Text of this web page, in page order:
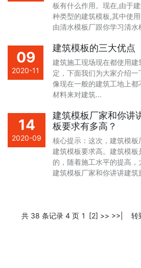
板有什么作用。现在,由于
种类型的建筑模板,其中使
由清水模板厂跟你学习清水
09
2020-11
建筑模板的三大优点
建筑施工现场现在都使用
定，下面我们为大家介绍一
像现在一般的建筑工地上
材料来对建筑...
14
2020-09
建筑模板厂家和你讲
板要求有多高？
核心提示：这次，建筑模
建筑模板要求高。建筑模
的，随着施工水平的提高，
建筑模板厂家和你讲讲建筑
共 38 条记录 4 页 1 [2] >> >>| 转